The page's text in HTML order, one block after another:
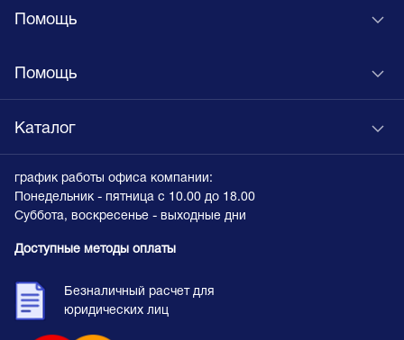
Помощь
Помощь
Каталог
график работы офиса компании:
Понедельник - пятница с 10.00 до 18.00
Суббота, воскресенье - выходные дни
Доступные методы оплаты
Безналичный расчет для
юридических лиц